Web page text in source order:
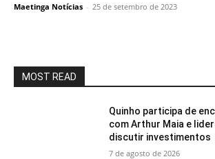
Maetinga Notícias - 25 de setembro de 2023
MOST READ
Quinho participa de
com Arthur Maia e
discutir investimentos
7 de agosto de 2026